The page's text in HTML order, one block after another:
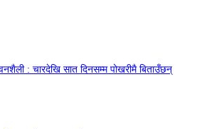
: चारदेखि सात दिनसम्म पोखरीमै बिताउँछन्